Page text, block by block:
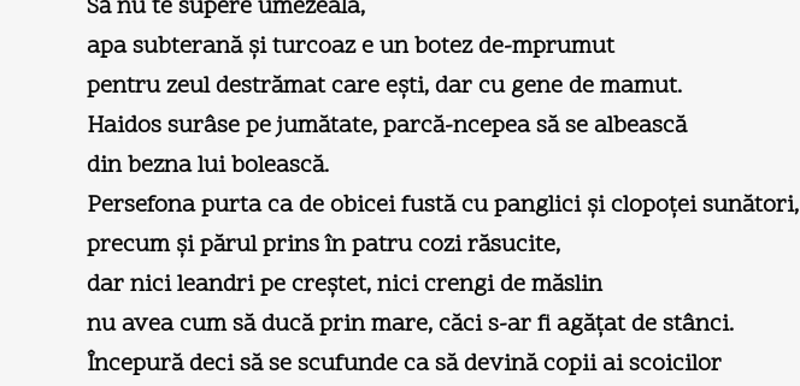
Să nu te supere umezeala,
apa subterană şi turcoaz e un botez de-mprumut
pentru zeul destrămat care eşti, dar cu gene de mamut.
Haidos surâse pe jumătate, parcă-ncepea să se albească
din bezna lui bolească.
Persefona purta ca de obicei fustă cu panglici şi clopoţei sunători,
precum şi părul prins în patru cozi răsucite,
dar nici leandri pe creştet, nici crengi de măslin
nu avea cum să ducă prin mare, căci s-ar fi agăţat de stânci.
Începură deci să se scufunde ca să devină copii ai scoicilor